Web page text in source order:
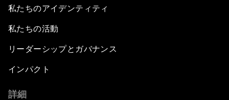
私たちのアイデンティティ
私たちの活動
リーダーシップとガバナンス
インパクト
詳細